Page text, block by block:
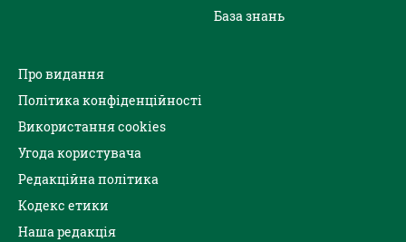
База знань
Про видання
Політика конфіденційності
Використання cookies
Угода користувача
Редакційна політика
Кодекс етики
Наша редакція